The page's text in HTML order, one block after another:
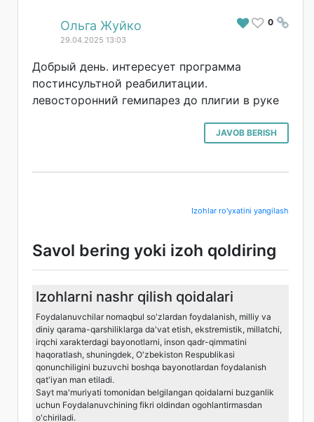
# 0
Ольга Жуйко
29.04.2025 13:03
Добрый день. интересует программа
постинсультной реабилитации.
левосторонний гемипарез до плигии в руке
JAVOB BERISH
Izohlar ro'yxatini yangilash
Savol bering yoki izoh qoldiring
Izohlarni nashr qilish qoidalari
Foydalanuvchilar nomaqbul so'zlardan foydalanish, milliy va
diniy qarama-qarshiliklarga da'vat etish, ekstremistik, millatchi,
irqchi xarakterdagi bayonotlarni, inson qadr-qimmatini
haqoratlash, shuningdek, O'zbekiston Respublikasi
qonunchiligini buzuvchi boshqa bayonotlardan foydalanish
qat'iyan man etiladi.
Sayt ma'muriyati tomonidan belgilangan qoidalarni buzganlik
uchun Foydalanuvchining fikri oldindan ogohlantirmasdan
o'chiriladi.